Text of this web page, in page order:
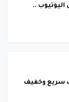
اليوتيوب ..
سريع وخفيف